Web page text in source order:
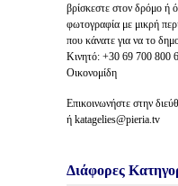
βρίσκεστε στον δρόμο ή
φωτογραφία με μικρή
που κάνατε για να το
Κινητό: +30 69 700 800
Οικονομίδη
Επικοινωνήστε στην
ή katagelies@pieria.tv
Διάφορες